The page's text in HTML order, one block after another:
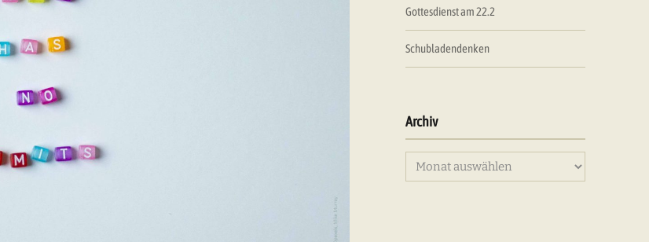
Gottesdienst am 22.2
Schubladendenken
Archiv
Archiv